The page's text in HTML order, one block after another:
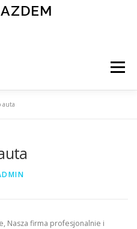
Menu
BLOG
auta
Nasza firma profesjonalnie i